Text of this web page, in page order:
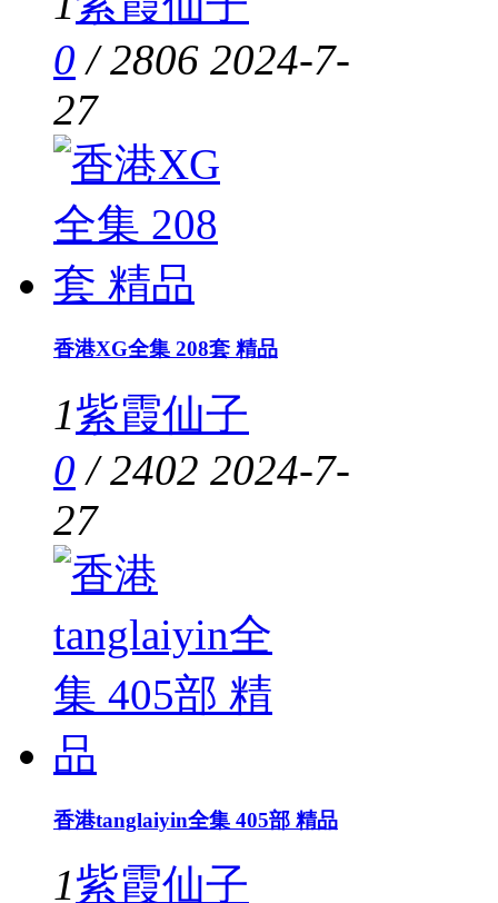
0 /2806 2024-7-
27
香港XG全集 208套 精品
1紫霞仙子
0 /2402 2024-7-
27
香港tanglaiyin全集 405部 精品
1紫霞仙子